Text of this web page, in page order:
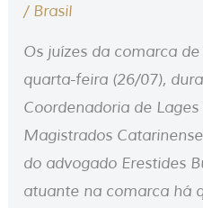
/ Brasil
Os juízes da comarca
quarta-feira (26/07),
Coordenadoria de
Magistrados
do advogado Erestides
atuante na comarca há